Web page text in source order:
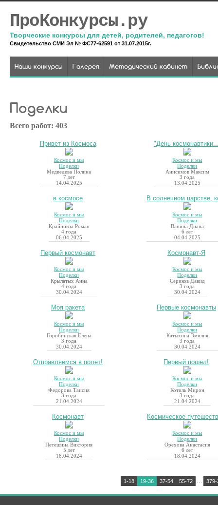
ПроКонкурсы.ру
Творческие конкурсы для детей, родителей, педагогов!
Свидетельство СМИ Эл № ФС77-62591 от 31.07.2015г.
Наши конкурсы Галерея Методический кабинет
Поделки
Всего работ: 403
Привет из Космоса
Космос и мы
Поделки
Медведева Полина
7 лет
14.04.2025
"День
Космос и мы
Поделки
Анисимов Максим
3 года
13.04.2025
в космосе
Космос и мы
Поделки
Крайникоа Роман
4 года
06.04.2025
В солнечном царстве,
Космос и мы
Поделки
Ванина Диана
6 лет
04.04.2025
Первый космонавт
Космос и мы
Поделки
Крылатых Анна
4 года
30.04.2024
Космонавт-Я
Космос и мы
Поделки
Сериков Давид
3 года
30.04.2024
Моя ракета
Космос и мы
Поделки
Горобинская Елена
3 года
30.04.2024
Первые космонавты
Космос и мы
Поделки
Катыхина Эмилия
3 года
30.04.2024
Отправляемся в полет!
Космос и мы
Поделки
Федорова Таисия
3 года
21.04.2024
Первый пошел!
Космос и мы
Поделки
Котиль Мирон
3 года
21.04.2024
Космонавт
Космос и мы
Поделки
Петешина Виктория
5 лет
18.04.2024
Космическое
Космос и мы
Поделки
Орехова Анастасия
6 лет
18.04.2024
1-18 19-36 37-54 55-72 ... 379-